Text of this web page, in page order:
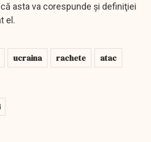
asta va corespunde şi definiţiei
el.
ucraina rachete
atac